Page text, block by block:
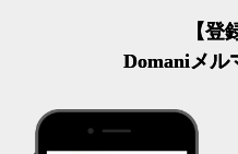
【登
Domaniメル